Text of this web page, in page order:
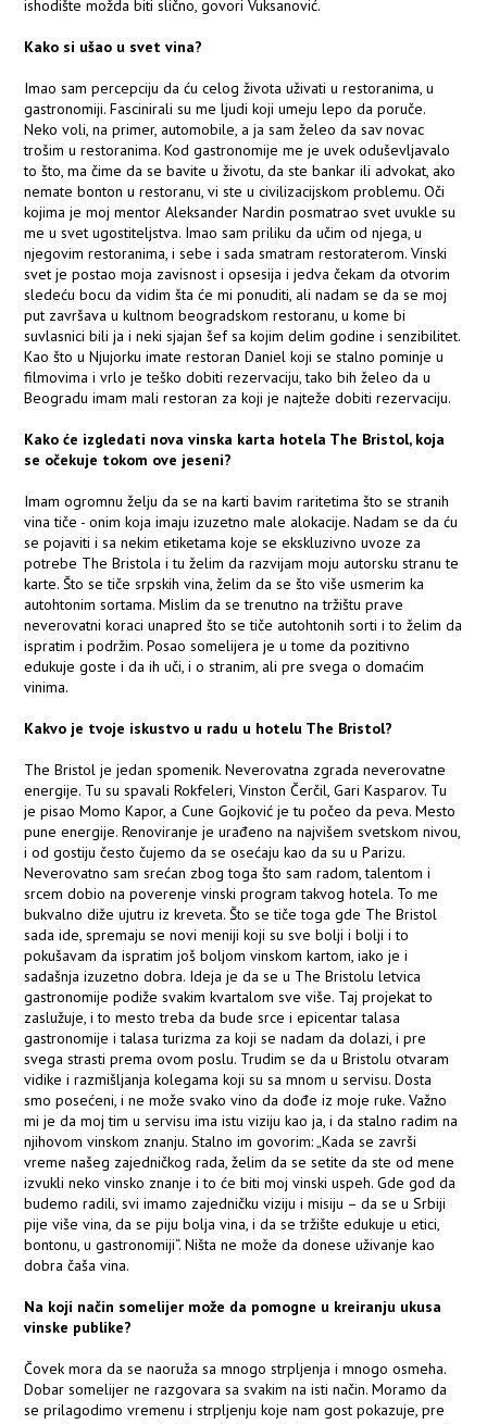
ishodište možda biti slično, govori Vuksanović.
Kako si ušao u svet vina?
Imao sam percepciju da ću celog života uživati u restoranima, u
gastronomiji. Fascinirali su me ljudi koji umeju lepo da poruče.
Neko voli, na primer, automobile, a ja sam želeo da sav novac
trošim u restoranima. Kod gastronomije me je uvek oduševljavalo
to što, ma čime da se bavite u životu, da ste bankar ili advokat, ako
nemate bonton u restoranu, vi ste u civilizacijskom problemu. Oči
kojima je moj mentor Aleksander Nardin posmatrao svet uvukle su
me u svet ugostiteljstva. Imao sam priliku da učim od njega, u
njegovim restoranima, i sebe i sada smatram restoraterom. Vinski
svet je postao moja zavisnost i opsesija i jedva čekam da otvorim
sledeću bocu da vidim šta će mi ponuditi, ali nadam se da se moj
put završava u kultnom beogradskom restoranu, u kome bi
suvlasnici bili ja i neki sjajan šef sa kojim delim godine i senzibilitet.
Kao što u Njujorku imate restoran Daniel koji se stalno pominje u
filmovima i vrlo je teško dobiti rezervaciju, tako bih želeo da u
Beogradu imam mali restoran za koji je najteže dobiti rezervaciju.
Kako će izgledati nova vinska karta hotela The Bristol, koja
se očekuje tokom ove jeseni?
Imam ogromnu želju da se na karti bavim raritetima što se stranih
vina tiče - onim koja imaju izuzetno male alokacije. Nadam se da ću
se pojaviti i sa nekim etiketama koje se ekskluzivno uvoze za
potrebe The Bristola i tu želim da razvijam moju autorsku stranu te
karte. Što se tiče srpskih vina, želim da se što više usmerim ka
autohtonim sortama. Mislim da se trenutno na tržištu prave
neverovatni koraci unapred što se tiče autohtonih sorti i to želim da
ispratim i podržim. Posao somelijera je u tome da pozitivno
edukuje goste i da ih uči, i o stranim, ali pre svega o domaćim
vinima.
Kakvo je tvoje iskustvo u radu u hotelu The Bristol?
The Bristol je jedan spomenik. Neverovatna zgrada neverovatne
energije. Tu su spavali Rokfeleri, Vinston Čerčil, Gari Kasparov. Tu
je pisao Momo Kapor, a Cune Gojković je tu počeo da peva. Mesto
pune energije. Renoviranje je urađeno na najvišem svetskom nivou,
i od gostiju često čujemo da se osećaju kao da su u Parizu.
Neverovatno sam srećan zbog toga što sam radom, talentom i
srcem dobio na poverenje vinski program takvog hotela. To me
bukvalno diže ujutru iz kreveta. Što se tiče toga gde The Bristol
sada ide, spremaju se novi meniji koji su sve bolji i bolji i to
pokušavam da ispratim još boljom vinskom kartom, iako je i
sadašnja izuzetno dobra. Ideja je da se u The Bristolu letvica
gastronomije podiže svakim kvartalom sve više. Taj projekat to
zaslužuje, i to mesto treba da bude srce i epicentar talasa
gastronomije i talasa turizma za koji se nadam da dolazi, i pre
svega strasti prema ovom poslu. Trudim se da u Bristolu otvaram
vidike i razmišljanja kolegama koji su sa mnom u servisu. Dosta
smo posećeni, i ne može svako vino da dođe iz moje ruke. Važno
mi je da moj tim u servisu ima istu viziju kao ja, i da stalno radim na
njihovom vinskom znanju. Stalno im govorim: „Kada se završi
vreme našeg zajedničkog rada, želim da se setite da ste od mene
izvukli neko vinsko znanje i to će biti moj vinski uspeh. Gde god da
budemo radili, svi imamo zajedničku viziju i misiju – da se u Srbiji
pije više vina, da se piju bolja vina, i da se tržište edukuje u etici,
bontonu, u gastronomiji“. Ništa ne može da donese uživanje kao
dobra čaša vina.
Na koji način somelijer može da pomogne u kreiranju ukusa
vinske publike?
Čovek mora da se naoruža sa mnogo strpljenja i mnogo osmeha.
Dobar somelijer ne razgovara sa svakim na isti način. Moramo da
se prilagodimo vremenu i strpljenju koje nam gost pokazuje, pre